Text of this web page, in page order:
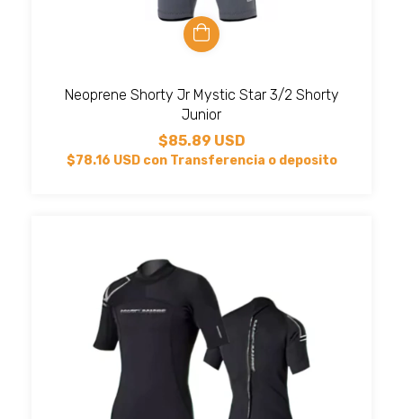
Neoprene Shorty Jr Mystic Star 3/2 Shorty
Junior
$85.89 USD
$78.16 USD con Transferencia o deposito